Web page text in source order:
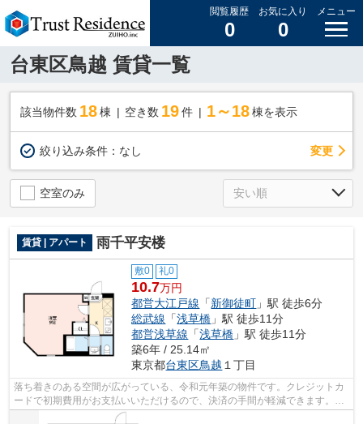
閲覧履歴
0
お気に入り
0
メニュー
台東区鳥越 賃貸一覧
該当物件数 18棟 空き数 19 件 1～18 棟を表示
絞り込み条件： なし 変更
空室のみ
賃貸 | アパート 雨千平安楼
敷0 礼0
10.7万円
都営大江戸線 「新御徒町 」駅 徒歩6分
総武線 「浅草橋 」駅 徒歩11分
都営浅草線 「浅草橋 」駅 徒歩11分
築6年 / 25.14㎡
東京都台東区鳥越 １丁目
落ち着きのある空間が広がっている、令和元年築の物件です。クレジットカ
ードで初期費用がお支払いいただけるので、決済の手間が軽減できます。こ
ちらの物件はアパートです。駅まで徒...